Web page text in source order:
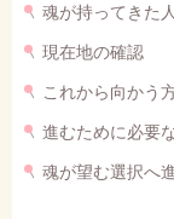
魂が持ってきた
現在地の確認
これから向かう
進むために必要
魂が望む選択へ